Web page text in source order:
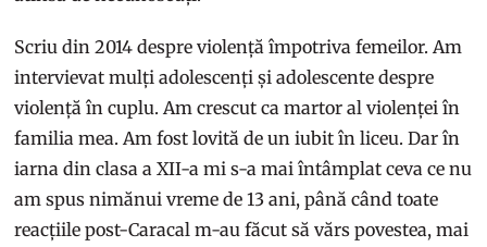
Scriu din 2014 despre violență împotriva femeilor. Am
intervievat mulți adolescenți și adolescente despre
violență în cuplu. Am crescut ca martor al violenței în
familia mea. Am fost lovită de un iubit în liceu. Dar în
iarna din clasa a XII-a mi s-a mai întâmplat ceva ce nu
am spus nimănui vreme de 13 ani, până când toate
reacțiile post-Caracal m-au făcut să vărs povestea, mai